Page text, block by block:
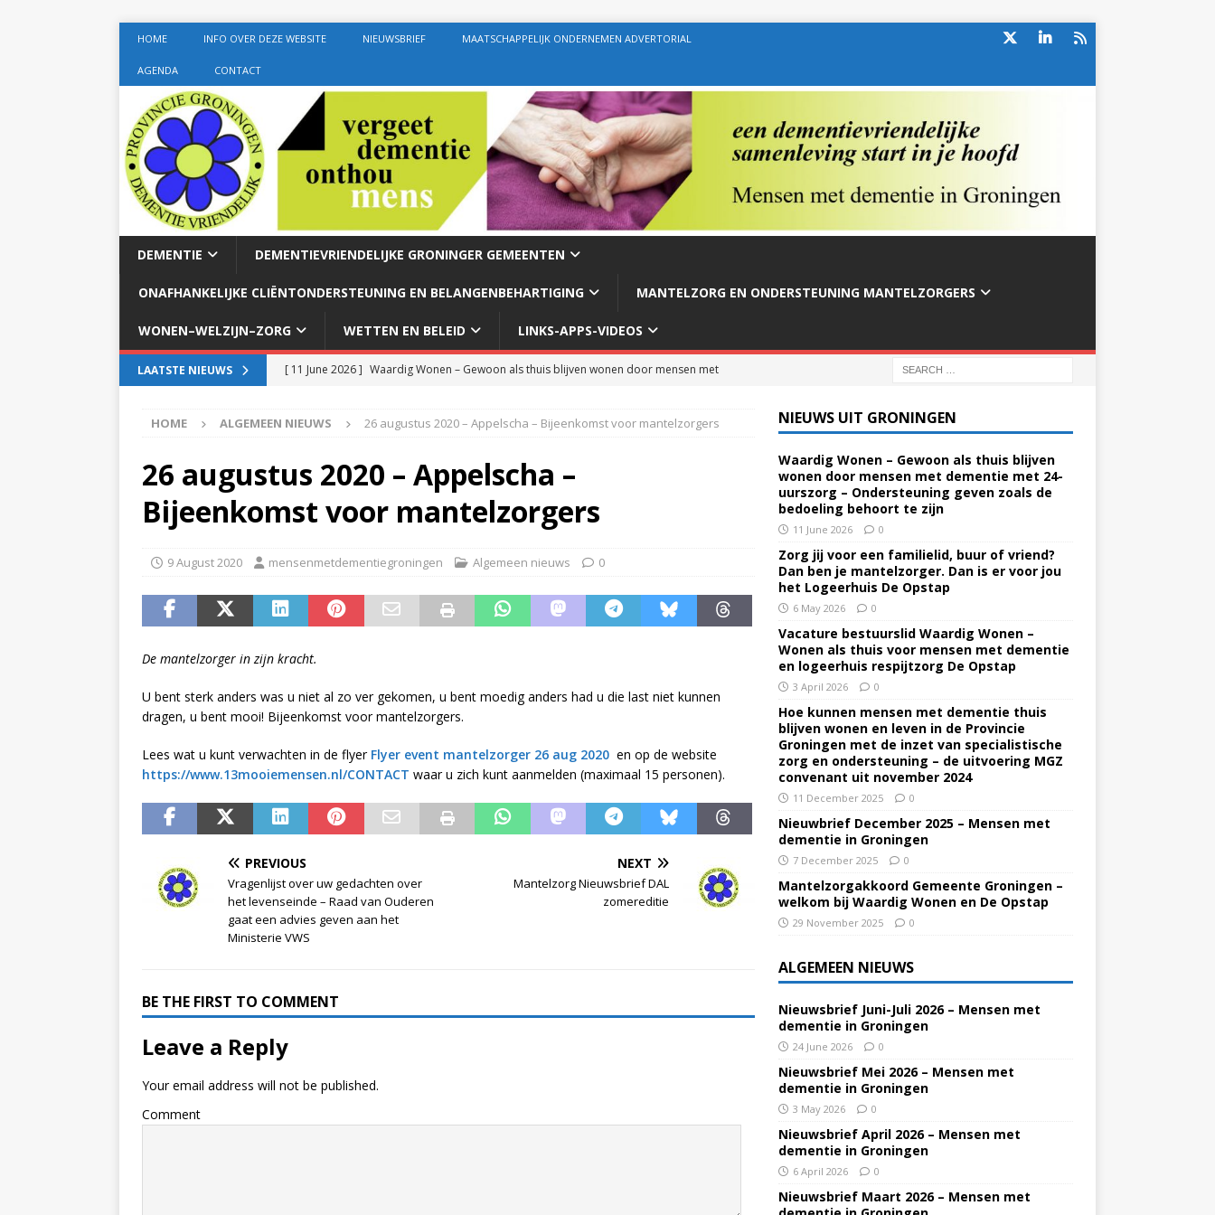
HOME INFO OVER DEZE WEBSITE NIEUWSBRIEF MAATSCHAPPELIJK ONDERNEMEN ADVERTORIAL
AGENDA CONTACT
DEMENTIE DEMENTIEVRIENDELIJKE GRONINGER GEMEENTEN
ONAFHANKELIJKE CLIËNTONDERSTEUNING EN BELANGENBEHARTIGING MANTELZORG EN ONDERSTEUNING MANTELZORGERS
WONEN–WELZIJN–ZORG WETTEN EN BELEID LINKS-APPS-VIDEOS
LAATSTE NIEUWS [ 11 June 2026 ] Waardig Wonen – Gewoon als thuis blijven wonen door mensen met
APPINGEDAM
[ 6 May 2026 ] Zorg jij voor een familielid, buur of vriend? Dan ben je mantelzorger. Dan
is er voor jou het Logeerhuis De Opstap
[ 3 May 2026 ] Nieuwsbrief Mei 2026 – Mensen met dementie in Groningen
ALGEMEEN NIEUWS
HOME ALGEMEEN NIEUWS 26 augustus 2020 – Appelscha – Bijeenkomst voor mantelzorgers
26 augustus 2020 – Appelscha –
Bijeenkomst voor mantelzorgers
9 August 2020 mensenmetdementiegroningen Algemeen nieuws 0
De mantelzorger in zijn kracht.
U bent sterk anders was u niet al zo ver gekomen, u bent moedig anders had u die last niet kunnen
dragen, u bent mooi! Bijeenkomst voor mantelzorgers.
Lees wat u kunt verwachten in de flyer Flyer event mantelzorger 26 aug 2020 en op de website
https://www.13mooiemensen.nl/CONTACT waar u zich kunt aanmelden (maximaal 15 personen).
PREVIOUS
Vragenlijst over uw gedachten over
het levenseinde – Raad van Ouderen
gaat een advies geven aan het
Ministerie VWS
NEXT
Mantelzorg Nieuwsbrief DAL
zomereditie
BE THE FIRST TO COMMENT
Leave a Reply
Your email address will not be published.
Comment
NIEUWS UIT GRONINGEN
Waardig Wonen – Gewoon als thuis blijven
wonen door mensen met dementie met 24-
uurszorg – Ondersteuning geven zoals de
bedoeling behoort te zijn
11 June 2026 0
Zorg jij voor een familielid, buur of vriend?
Dan ben je mantelzorger. Dan is er voor jou
het Logeerhuis De Opstap
6 May 2026 0
Vacature bestuurslid Waardig Wonen –
Wonen als thuis voor mensen met dementie
en logeerhuis respijtzorg De Opstap
3 April 2026 0
Hoe kunnen mensen met dementie thuis
blijven wonen en leven in de Provincie
Groningen met de inzet van specialistische
zorg en ondersteuning – de uitvoering MGZ
convenant uit november 2024
11 December 2025 0
Nieuwbrief December 2025 – Mensen met
dementie in Groningen
7 December 2025 0
Mantelzorgakkoord Gemeente Groningen –
welkom bij Waardig Wonen en De Opstap
29 November 2025 0
ALGEMEEN NIEUWS
Nieuwsbrief Juni-Juli 2026 – Mensen met
dementie in Groningen
24 June 2026 0
Nieuwsbrief Mei 2026 – Mensen met
dementie in Groningen
3 May 2026 0
Nieuwsbrief April 2026 – Mensen met
dementie in Groningen
6 April 2026 0
Nieuwsbrief Maart 2026 – Mensen met